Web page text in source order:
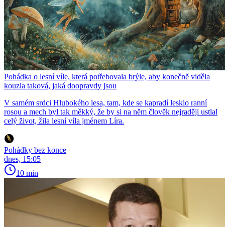
Pohádka o lesní víle, která potřebovala brýle, aby konečně viděla
kouzla taková, jaká doopravdy jsou
V samém srdci Hlubokého lesa, tam, kde se kapradí lesklo ranní
rosou a mech byl tak měkký, že by si na něm člověk nejraději ustlal
celý život, žila lesní víla jménem Líra.
Pohádky bez konce
dnes, 15:05
10 min